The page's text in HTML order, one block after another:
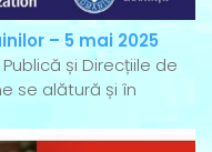
– 5 mai 2025
și Direcțiile de
se alătură și în